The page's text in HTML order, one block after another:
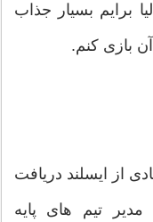
برایم بسیار جذاب
بازی کنم.
از ایسلند دریافت
تیم های پایه